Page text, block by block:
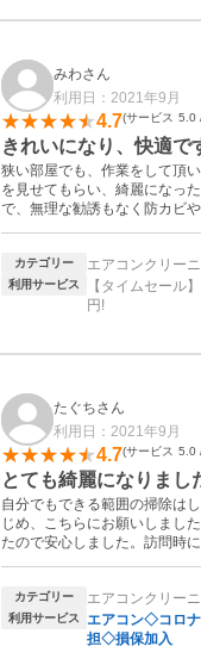
みわさん
利用日：2021年9月
4.7 サービス 5.0
きれいになり、快適で
狭い部屋でも、作業をして頂
を見せてもらい、綺麗になっ
で、無理な勧誘もなく防カビ
後は、すごく綺麗になり匂い
カテゴリー エアコンクリー
利用サービス
【タイムセール
円!
たぐちさん
利用日：2021年9月
4.7 サービス 5.0
とても綺麗になりまし
自分でもできる範囲の掃除は
じめ、こちらにお願いしまし
たので安心しました。訪問時
業もテキパキと丁寧で、しっ
次回機会があればまた利用し
カテゴリー エアコンクリー
利用サービス
エアコン◇コロ
担◇損保加入